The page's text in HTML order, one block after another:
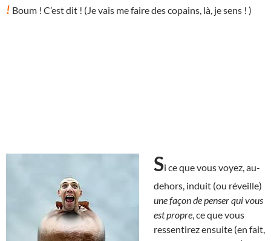
! Boum ! C’est dit ! (Je vais me faire des copains, là, je sens ! )
Si ce que vous voyez, au-
dehors, induit (ou réveille)
une façon de penser qui vous
est propre , ce que vous
ressentirez ensuite (en fait,